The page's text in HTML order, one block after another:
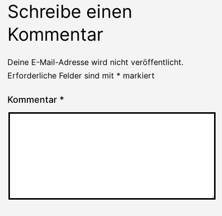
Schreibe einen
Kommentar
Deine E-Mail-Adresse wird nicht veröffentlicht.
Erforderliche Felder sind mit * markiert
Kommentar *